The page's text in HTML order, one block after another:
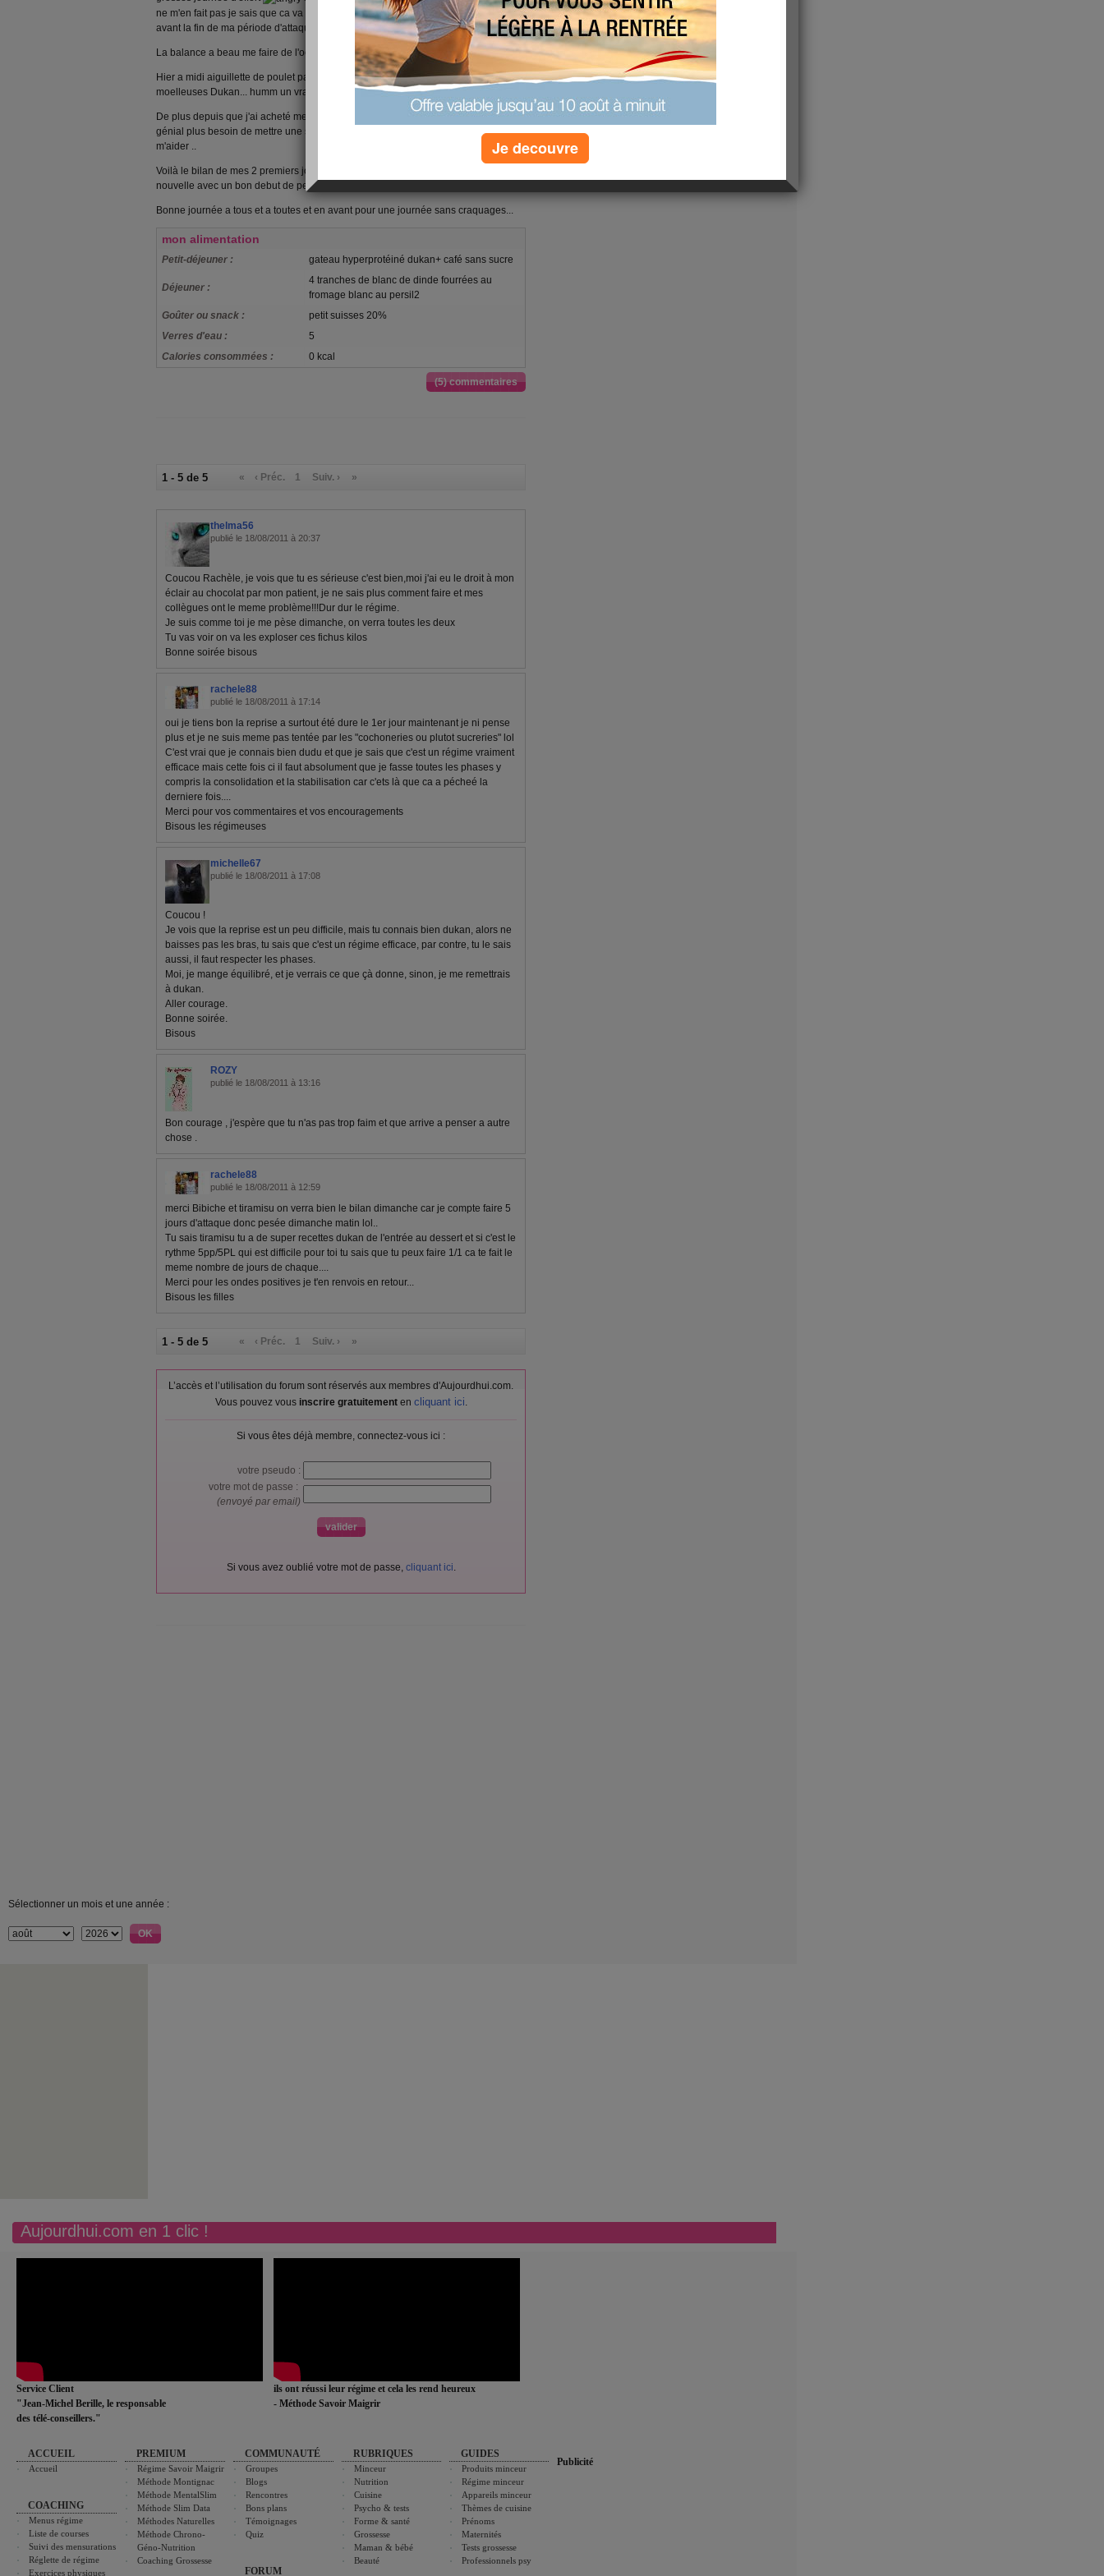
ne m'en fait pas je sais que ca va décoller donc j'ai décidé de ne pas me peser
avant la fin de ma période d'attaque pour ne pas risquer de me demoraliser..
La balance a beau me faire de l'oeil depuis ce matin , je l'ignore completement....
Hier a midi aiguillette de poulet panée Dudu et hier soir boulettes de boeuf
moelleuses Dukan... humm un vrai régal..
De plus depuis que j'ai acheté mes casseroles avec l'interieur en" pierre" c'est
génial plus besoin de mettre une seule goutte d'huile dans la poele ca va bien
m'aider ..
Voilà le bilan de mes 2 premiers jours j'espere pouvoir vous donner une bonne
nouvelle avec un bon debut de perte de poids d'ici la fin de la semaine
Bonne journée a tous et a toutes et en avant pour une journée sans craquages...
mon alimentation
Petit-déjeuner : gateau hyperprotéiné dukan+ café sans sucre
Déjeuner :
4 tranches de blanc de dinde fourrées au
fromage blanc au persil2
Goûter ou snack :
petit suisses 20%
Verres d'eau :
5
Calories consommées :
0 kcal
(5) commentaires
1 - 5 de 5 « ‹ Préc. 1 Suiv. › »
thelma56
publié le 18/08/2011 à 20:37
Coucou Rachèle, je vois que tu es sérieuse c'est bien,moi j'ai eu le droit à mon
éclair au chocolat par mon patient, je ne sais plus comment faire et mes
collègues ont le meme problème!!!Dur dur le régime.
Je suis comme toi je me pèse dimanche, on verra toutes les deux
Tu vas voir on va les exploser ces fichus kilos
Bonne soirée bisous
rachele88
publié le 18/08/2011 à 17:14
oui je tiens bon la reprise a surtout été dure le 1er jour maintenant je ni pense
plus et je ne suis meme pas tentée par les "cochoneries ou plutot sucreries" lol
C'est vrai que je connais bien dudu et que je sais que c'est un régime vraiment
efficace mais cette fois ci il faut absolument que je fasse toutes les phases y
compris la consolidation et la stabilisation car c'ets là que ca a pécheé la
derniere fois....
Merci pour vos commentaires et vos encouragements
Bisous les régimeuses
michelle67
publié le 18/08/2011 à 17:08
Coucou !
Je vois que la reprise est un peu difficile, mais tu connais bien dukan, alors ne
baisses pas les bras, tu sais que c'est un régime efficace, par contre, tu le sais
aussi, il faut respecter les phases.
Moi, je mange équilibré, et je verrais ce que çà donne, sinon, je me remettrais
à dukan.
Aller courage.
Bonne soirée.
Bisous
ROZY
publié le 18/08/2011 à 13:16
Bon courage , j'espère que tu n'as pas trop faim et que arrive a penser a autre
chose .
rachele88
publié le 18/08/2011 à 12:59
merci Bibiche et tiramisu on verra bien le bilan dimanche car je compte faire 5
jours d'attaque donc pesée dimanche matin lol..
Tu sais tiramisu tu a de super recettes dukan de l'entrée au dessert et si c'est le
rythme 5pp/5PL qui est difficile pour toi tu sais que tu peux faire 1/1 ca te fait le
meme nombre de jours de chaque....
Merci pour les ondes positives je t'en renvois en retour...
Bisous les filles
1 - 5 de 5 « ‹ Préc. 1 Suiv. › »
L’accès et l’utilisation du forum sont réservés aux membres d'Aujourdhui.com.
Vous pouvez vous inscrire gratuitementen cliquant ici.
Si vous êtes déjà membre, connectez-vous ici :
votre pseudo :
votre mot de passe :
(envoyé par email)
Si vous avez oublié votre mot de passe, cliquant ici.
Sélectionner un mois et une année :
Aujourdhui.com en 1 clic !
Service Client
"Jean-Michel Berille, le responsable
des télé-conseillers."
ils ont réussi leur régime et cela les rend heureux
- Méthode Savoir Maigrir
ACCUEIL
Accueil
COACHING
Menus régime
Liste de courses
Suivi des mensurations
Réglette de régime
Exercices physiques
PREMIUM
Régime Savoir Maigrir
Méthode Montignac
Méthode MentalSlim
Méthode Slim Data
Méthodes Naturelles
Méthode Chrono-
Géno-Nutrition
Coaching Grossesse
COMMUNAUTÉ
Groupes
Blogs
Rencontres
Bons plans
Témoignages
Quiz
FORUM
RUBRIQUES
Minceur
Nutrition
Cuisine
Psycho & tests
Forme & santé
Grossesse
Maman & bébé
Beauté
GUIDES
Produits minceur
Régime minceur
Appareils minceur
Thèmes de cuisine
Prénoms
Maternités
Tests grossesse
Professionnels psy
Publicité
Je decouvre